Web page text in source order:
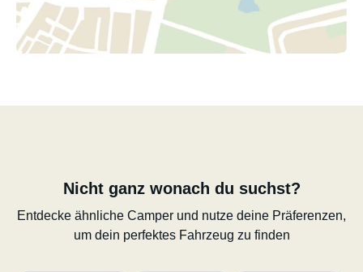
Nicht ganz wonach du suchst?
Entdecke ähnliche Camper und nutze deine Präferenzen,
um dein perfektes Fahrzeug zu finden